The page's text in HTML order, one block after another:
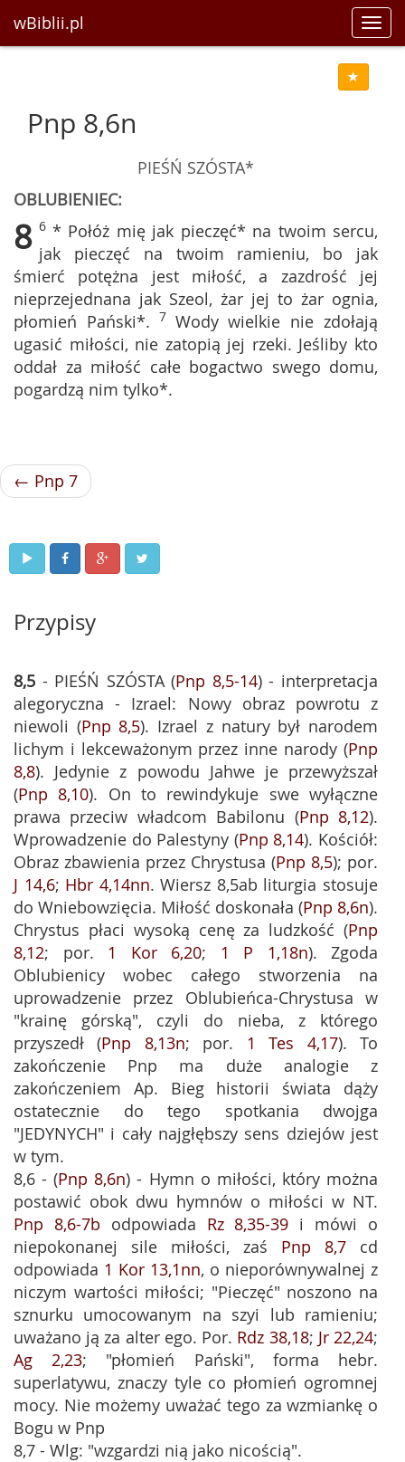
wBiblii.pl
Pnp 8,6n
PIEŚŃ SZÓSTA*
OBLUBIENIEC:
8 6 * Połóż mię jak pieczęć* na twoim sercu,
jak pieczęć na twoim ramieniu, bo jak
śmierć potężna jest miłość, a zazdrość jej
nieprzejednana jak Szeol, żar jej to żar ognia,
płomień Pański*. 7 Wody wielkie nie zdołają
ugasić miłości, nie zatopią jej rzeki. Jeśliby kto
oddał za miłość całe bogactwo swego domu,
pogardzą nim tylko*.
← Pnp 7
Przypisy
8,5 - PIEŚŃ SZÓSTA (Pnp 8,5-14) - interpretacja
alegoryczna - Izrael: Nowy obraz powrotu z
niewoli (Pnp 8,5). Izrael z natury był narodem
lichym i lekceważonym przez inne narody (Pnp
8,8). Jedynie z powodu Jahwe je przewyższał
(Pnp 8,10). On to rewindykuje swe wyłączne
prawa przeciw władcom Babilonu (Pnp 8,12).
Wprowadzenie do Palestyny (Pnp 8,14). Kościół:
Obraz zbawienia przez Chrystusa (Pnp 8,5); por.
J 14,6; Hbr 4,14nn. Wiersz 8,5ab liturgia stosuje
do Wniebowzięcia. Miłość doskonała (Pnp 8,6n).
Chrystus płaci wysoką cenę za ludzkość (Pnp
8,12; por. 1 Kor 6,20; 1 P 1,18n). Zgoda
Oblubienicy wobec całego stworzenia na
uprowadzenie przez Oblubieńca-Chrystusa w
"krainę górską", czyli do nieba, z którego
przyszedł (Pnp 8,13n; por. 1 Tes 4,17). To
zakończenie Pnp ma duże analogie z
zakończeniem Ap. Bieg historii świata dąży
ostatecznie do tego spotkania dwojga
"JEDYNYCH" i cały najgłębszy sens dziejów jest
w tym.
8,6 - (Pnp 8,6n) - Hymn o miłości, który można
postawić obok dwu hymnów o miłości w NT.
Pnp 8,6-7b odpowiada Rz 8,35-39 i mówi o
niepokonanej sile miłości, zaś Pnp 8,7 cd
odpowiada 1 Kor 13,1nn, o nieporównywalnej z
niczym wartości miłości; "Pieczęć" noszono na
sznurku umocowanym na szyi lub ramieniu;
uważano ją za alter ego. Por. Rdz 38,18; Jr 22,24;
Ag 2,23; "płomień Pański", forma hebr.
superlatywu, znaczy tyle co płomień ogromnej
mocy. Nie możemy uważać tego za wzmiankę o
Bogu w Pnp
8,7 - Wlg: "wzgardzi nią jako nicością".